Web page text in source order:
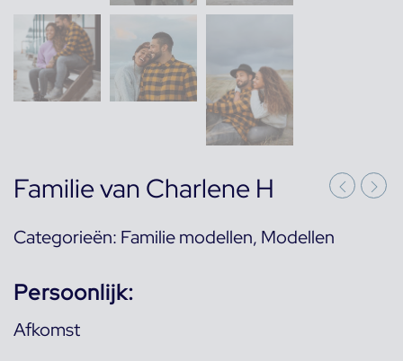
Familie van Charlene H
Categorieën: Familie modellen, Modellen
Persoonlijk:
Afkomst